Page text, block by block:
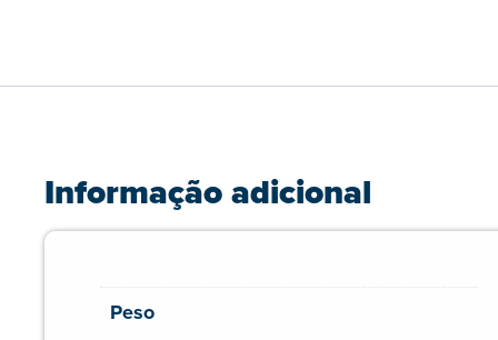
Informação adicional
Peso